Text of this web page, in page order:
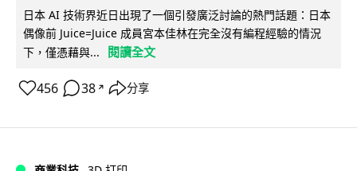
日本 AI 技術界近日出現了一個引發廣泛討論的熱門話題：日本
偶像前 Juice=Juice 成員宮本佳林在完全沒有編程經驗的情況
下，僅憑藉與...
閱讀全文
456 38 ↗ 分享